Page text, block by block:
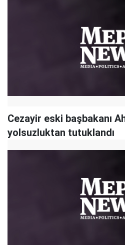
Cezayir eski başbakanı
yolsuzluktan tutuklandı